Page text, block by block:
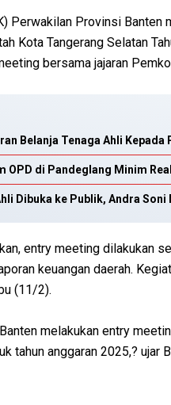
Perwakilan Provinsi Banten
Kota Tangerang Selatan
bersama jajaran
Belanja Tenaga Ahli Kepada
OPD di Pandeglang Minim
Dibuka ke Publik, Andra
entry meeting dilakukan
keuangan daerah.
(11/2).
melakukan entry
tahun anggaran 2025,? ujar